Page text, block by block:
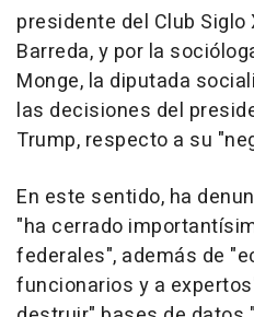
presidente del Club Siglo
Barreda, y por la
Monge, la diputada
las decisiones del
Trump, respecto a su
En este sentido, ha
"ha cerrado
federales", además de
funcionarios y a